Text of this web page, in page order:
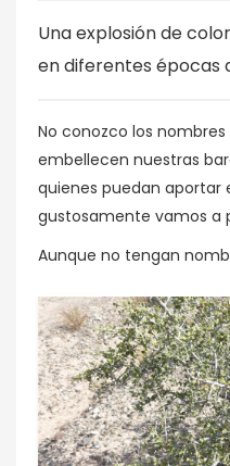
Una explosión de
en diferentes épocas
No conozco los
embellecen nuestras
quienes puedan aportar
gustosamente vamos a
Aunque no tengan